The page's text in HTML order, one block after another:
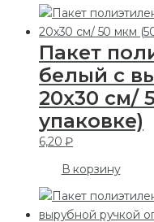
Пакет
белый с
20х30 см/
упаковке)
6,20₽
В корзину